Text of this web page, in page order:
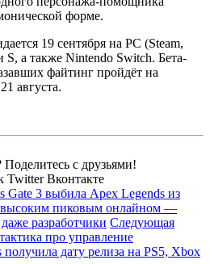
форме.
19 сентября на PC (Steam,
а также Nintendo Switch. Бета-
файтинг пройдёт на
августа.
с друзьями!
Twitter Вконтакте
Gate 3 выбила Apex Legends из
высоким пиковым онлайном —
разработчики Следующая
про управление
дату релиза на PS5, Xbox